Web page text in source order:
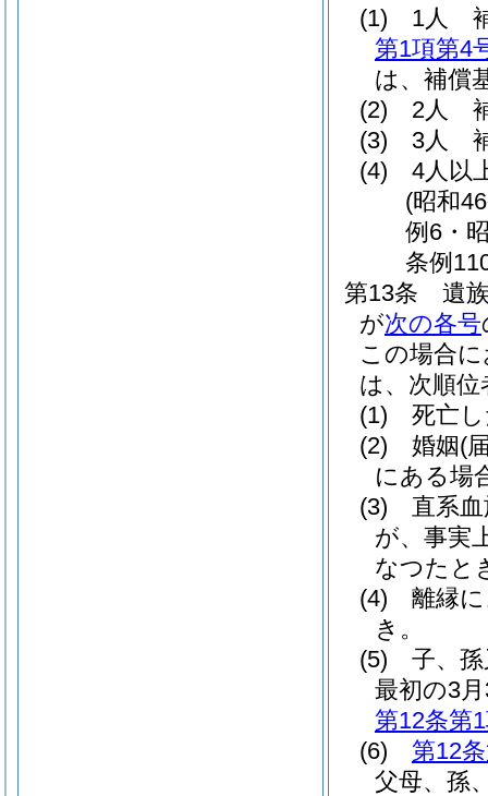
(1)
1人
第1項第4
は、補償
(2)
2人
(3)
3人
(4)
4人以
(昭和
例6・
条例
第13条
遺
が次の各号
この場合
は、次順
(1)
死亡
(2)
婚姻(
にある場
(3)
直系
が、事実
なつたと
(4)
離縁
き。
(5)
子、
最初の3
第12条第
(6)
第12
父母、孫